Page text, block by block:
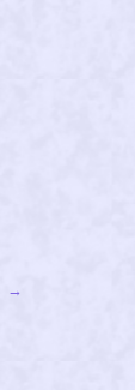
→